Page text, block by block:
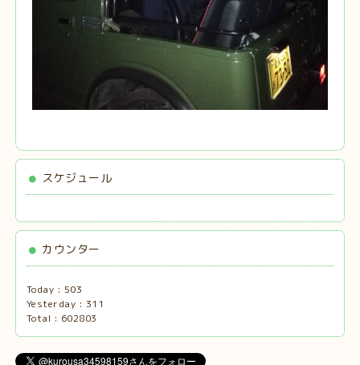
スケジュール
カウンター
Today : 503
Yesterday : 311
Total : 602803